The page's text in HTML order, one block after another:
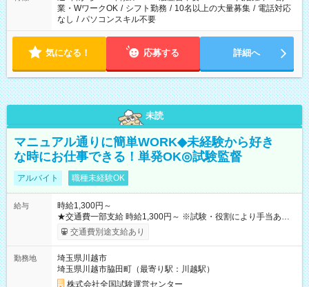
業・WワークOK / シフト勤務 / 10名以上の大量募集 / 電話対応
なし / パソコンスキル不要
気になる！ 応募する 詳細へ
未読
マニュアル通りに簡単WORK◆未経験から好き
な時にお仕事できる！単発OK◎試験監督
アルバイト 職種未経験OK
給与
時給1,300円～
★交通費一部支給 時給1,300円～ ※試験・役割により手当あり
※勤務回数により昇給あり 【即給（前払い）オプションあ
り！】 希望される場合、勤務から1週間ほどで給与の一部を受け
例】 ・河合塾模擬試験 8:30～17:30（休憩1時間） 時給1,300円
×8時間＝日収10,400円＋交通費 ※当日の役割により時給＋100
円の場合あり ・国家試験 7:00～13:30（休憩なし） 時給1,300
交通費別途支給あり
勤務地
埼玉県川越市
埼玉県川越市脇田町（最寄り駅：川越駅）
株式会社全国試験運営センター